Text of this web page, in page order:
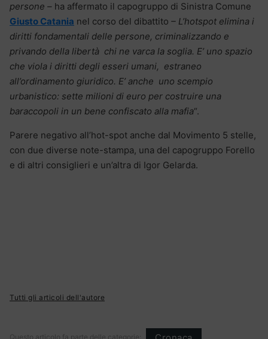
persone – ha affermato il capogruppo di Sinistra Comune
Giusto Catania nel corso del dibattito – L’hotspot elimina i
diritti fondamentali delle persone, criminalizzando e
privando della libertà chi ne varca la soglia. E’ uno spazio
che viola i diritti degli esseri umani, estraneo
all’ordinamento giuridico. E’ anche uno scempio
urbanistico: sette milioni di euro per costruire una
baraccopoli in un bene confiscato alla mafia“.
Parere negativo all’hot-spot anche dal Movimento 5 stelle,
con due diverse note-stampa, una del capogruppo Forello
e di altri consiglieri e un’altra di Igor Gelarda.
Tutti gli articoli dell'autore
Questo articolo fa parte delle categorie: